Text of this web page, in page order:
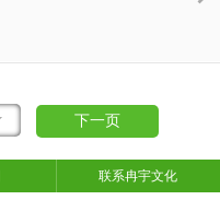
下一页
联系冉宇文化